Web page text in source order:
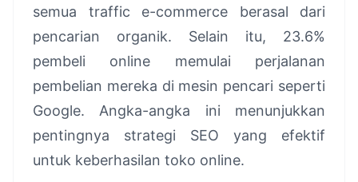
semua traffic e-commerce berasal dari
pencarian organik. Selain itu, 23.6%
pembeli online memulai perjalanan
pembelian mereka di mesin pencari seperti
Google. Angka-angka ini menunjukkan
pentingnya strategi SEO yang efektif
untuk keberhasilan toko online.